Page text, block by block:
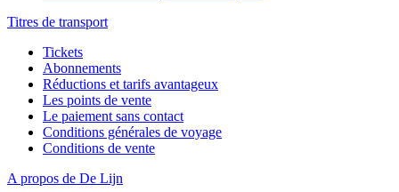
Titres de transport
Tickets
Abonnements
Réductions et tarifs avantageux
Les points de vente
Le paiement sans contact
Conditions générales de voyage
Conditions de vente
A propos de De Lijn